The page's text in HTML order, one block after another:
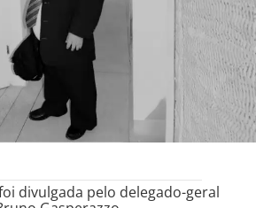
divulgada pelo delegado-geral